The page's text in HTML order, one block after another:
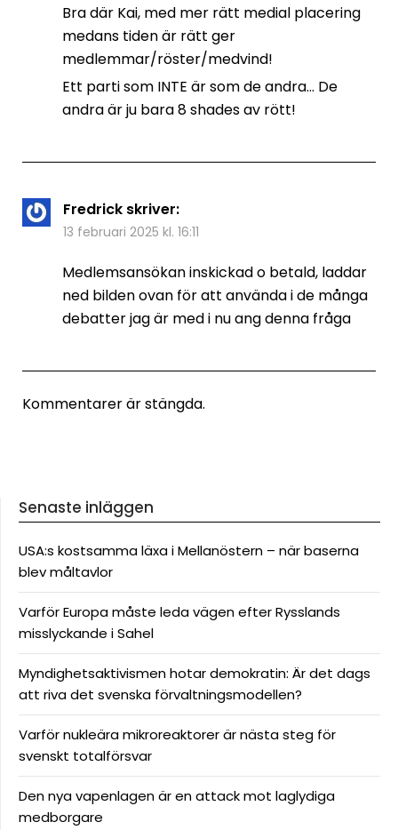
Bra där Kai, med mer rätt medial placering
medans tiden är rätt ger
medlemmar/röster/medvind!
Ett parti som INTE är som de andra… De
andra är ju bara 8 shades av rött!
Fredrick skriver:
13 februari 2025 kl. 16:11
Medlemsansökan inskickad o betald, laddar
ned bilden ovan för att använda i de många
debatter jag är med i nu ang denna fråga
Kommentarer är stängda.
Senaste inläggen
USA:s kostsamma läxa i Mellanöstern – när baserna
blev måltavlor
Varför Europa måste leda vägen efter Rysslands
misslyckande i Sahel
Myndighetsaktivismen hotar demokratin: Är det dags
att riva det svenska förvaltningsmodellen?
Varför nukleära mikroreaktorer är nästa steg för
svenskt totalförsvar
Den nya vapenlagen är en attack mot laglydiga
medborgare